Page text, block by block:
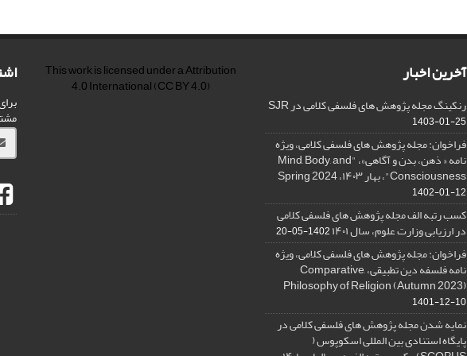
آخرین اخبار
رنکینگ مجله پژوهش های فلسفی کلامی در SJR
1403-01-25
فراخوان: مجله پژوهش های فلسفی کلامی، ویژه
نامه « ذهن، بدن و آگاهی»، "Mind, Body, and
Consciousness"، بهار ۱۴۰۳، Spring 2024
1402-01-12
کسب رتبه الف مجله پژوهش های فلسفی کلامی
در ارزیابی وزارت علوم، سال ۱۴۰۱ 1402-05-20
فراخوان: مجله پژوهش های فلسفی کلامی، ویژه
نامه فلسفه دین تطبیقی، ,Comparative
Philosophy of Religion (Autumn 2023)
1401-12-10
نمایه شدن مجله پژوهش های فلسفی کلامی در
پایگاه استنادی بین المللی اسکوپوس (
This work is licensed under aAttribution
4.0 International(CC BY 4.0)